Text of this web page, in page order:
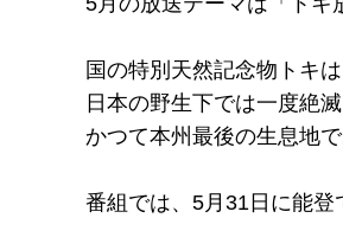
国の特別天然記念物トキは
日本の野生下では一度絶
かつて本州最後の生息地
番組では、5月31日に能登